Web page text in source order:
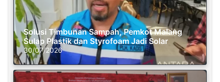
Solusi Timbunan Sampah, Pemkot Malang
Sulap Plastik dan Styrofoam Jadi Solar
30/07/2026